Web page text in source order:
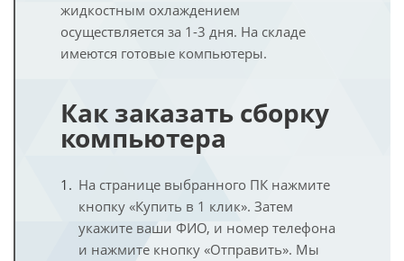
жидкостным охлаждением
осуществляется за 1-3 дня. На складе
имеются готовые компьютеры.
Как заказать сборку
компьютера
На странице выбранного ПК нажмите
кнопку «Купить в 1 клик». Затем
укажите ваши ФИО, и номер телефона
и нажмите кнопку «Отправить». Мы